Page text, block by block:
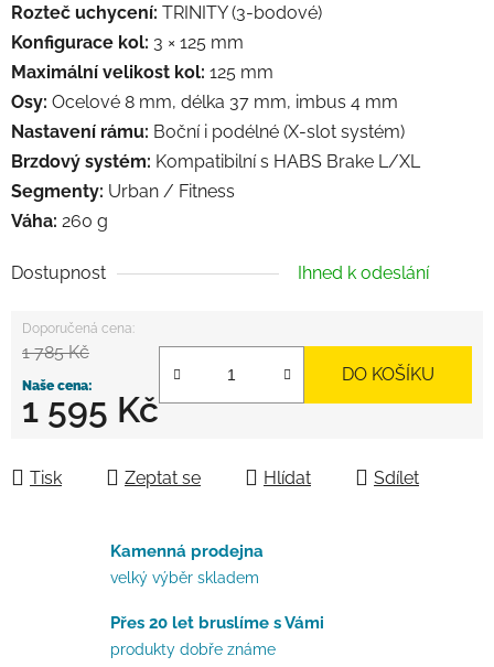
Rozteč uchycení: TRINITY (3-bodové)
Konfigurace kol: 3 × 125 mm
Maximální velikost kol: 125 mm
Osy: Ocelové 8 mm, délka 37 mm, imbus 4 mm
Nastavení rámu: Boční i podélné (X-slot systém)
Brzdový systém: Kompatibilní s HABS Brake L/XL
Segmenty: Urban / Fitness
Váha: 260 g
Dostupnost Ihned k odeslání
1 785 Kč
1 595 Kč
DO KOŠÍKU
Tisk Zeptat se Hlídat Sdílet
Kamenná prodejna
velký výběr skladem
Přes 20 let bruslíme s Vámi
produkty dobře známe